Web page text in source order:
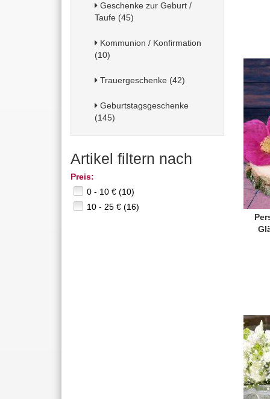
Geschenke zur Geburt /
Taufe (45)
Kommunion / Konfirmation
(10)
Trauergeschenke (42)
Geburtstagsgeschenke
(145)
Artikel filtern nach
Preis:
0 - 10 € (10)
10 - 25 € (16)